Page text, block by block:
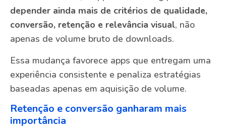
depender ainda mais de critérios de qualidade,
conversão, retenção e relevância visual, não
apenas de volume bruto de downloads.
Essa mudança favorece apps que entregam uma
experiência consistente e penaliza estratégias
baseadas apenas em aquisição de volume.
Retenção e conversão ganharam mais
importância